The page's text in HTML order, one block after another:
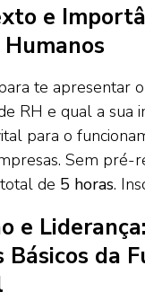
e
te apresentar
RH e qual a sua
para o
Sem pré-
de 5 horas.
e Liderança:
Básicos da